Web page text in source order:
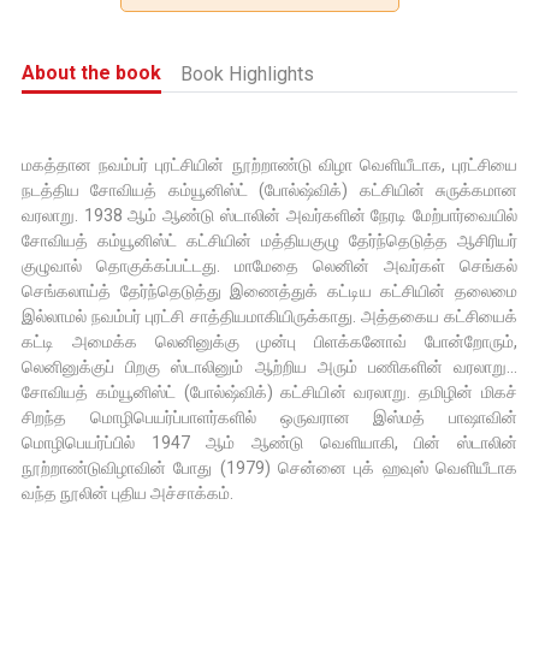
About the book Book Highlights
மகத்தான நவம்பர் புரட்சியின் நூற்றாண்டு விழா வெளியீடாக, புரட்சியை
நடத்திய சோவியத் கம்யூனிஸ்ட் (போல்ஷ்விக்) கட்சியின் சுருக்கமான
வரலாறு. 1938 ஆம் ஆண்டு ஸ்டாலின் அவர்களின் நேரடி மேற்பார்வையில்
சோவியத் கம்யூனிஸ்ட் கட்சியின் மத்தியகுழு தேர்ந்தெடுத்த ஆசிரியர்
குழுவால் தொகுக்கப்பட்டது. மாமேதை லெனின் அவர்கள் செங்கல்
செங்கலாய்த் தேர்ந்தெடுத்து இணைத்துக் கட்டிய கட்சியின் தலைமை
இல்லாமல் நவம்பர் புரட்சி சாத்தியமாகியிருக்காது. அத்தகைய கட்சியைக்
கட்டி அமைக்க லெனினுக்கு முன்பு பிளக்கனோவ் போன்றோரும்,
லெனினுக்குப் பிறகு ஸ்டாலினும் ஆற்றிய அரும் பணிகளின் வரலாறு…
சோவியத் கம்யூனிஸ்ட் (போல்ஷ்விக்) கட்சியின் வரலாறு. தமிழின் மிகச்
சிறந்த மொழிபெயர்ப்பாளர்களில் ஒருவரான இஸ்மத் பாஷாவின்
மொழிபெயர்ப்பில் 1947 ஆம் ஆண்டு வெளியாகி, பின் ஸ்டாலின்
நூற்றாண்டுவிழாவின் போது (1979) சென்னை புக் ஹவுஸ் வெளியீடாக
வந்த நூலின் புதிய அச்சாக்கம்.